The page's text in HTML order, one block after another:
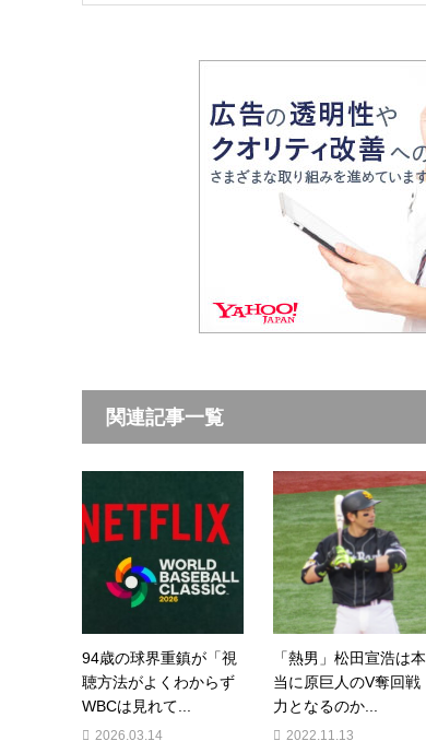
関連記事一覧
94歳の球界重鎮が「視
聴方法がよくわからず
WBCは見れて...
2026.03.14
「熱男」松田宣浩は本
当に原巨人のV奪回戦
力となるのか...
2022.11.13